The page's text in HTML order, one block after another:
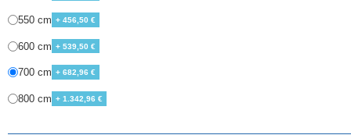
550 cm + 456,50 €
600 cm + 539,50 €
700 cm + 682,96 €
800 cm + 1.342,96 €